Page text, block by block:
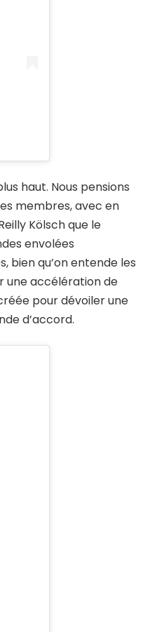
haut. Nous pensions
membres, avec en
Kölsch que le
envolées
bien qu’on entende les
une accélération de
pour dévoiler une
d’accord.